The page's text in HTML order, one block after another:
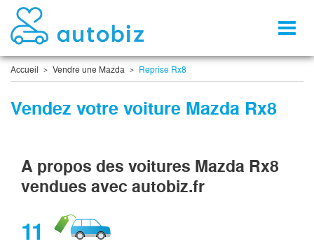
Accueil Vendre une Mazda Reprise Rx8
Vendez votre voiture Mazda Rx8
A propos des voitures Mazda Rx8
vendues avec autobiz.fr
11